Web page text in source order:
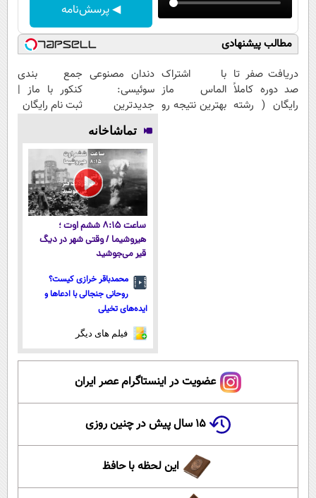
◀ پرسش‌نامه
مطالب پیشنهادی
دریافت صفر تا
صد دوره کاملاً
رایگان ( رشته
با اشتراک
الماس ماز
بهترین نتیجه رو
دندان مصنوعی
سوئیسی:
جدیدترین
فناوری اروپا،
سبک و مقاوم |
پرداخت قسطی
جمع بندی
کنکور با ماز |
ثبت نام رایگان
تماشاخانه
ساعت ۸:۱۵ ششم اوت ؛
هیروشیما / وقتی شهر در دیگ
قیر می‌جوشید
محمدباقر خرازی کیست؟
روحانی جنجالی با ادعاها و
ایده‌های تخیلی
فیلم های دیگر
عضویت در اینستاگرام عصر ایران
۱۵ سال پیش در چنین روزی
این لحظه با حافظ